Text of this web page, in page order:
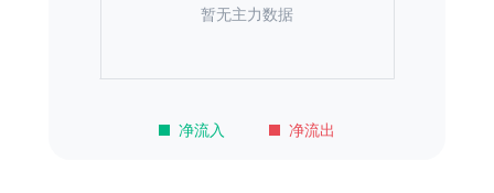
净流入 净流出
暂无主力数据